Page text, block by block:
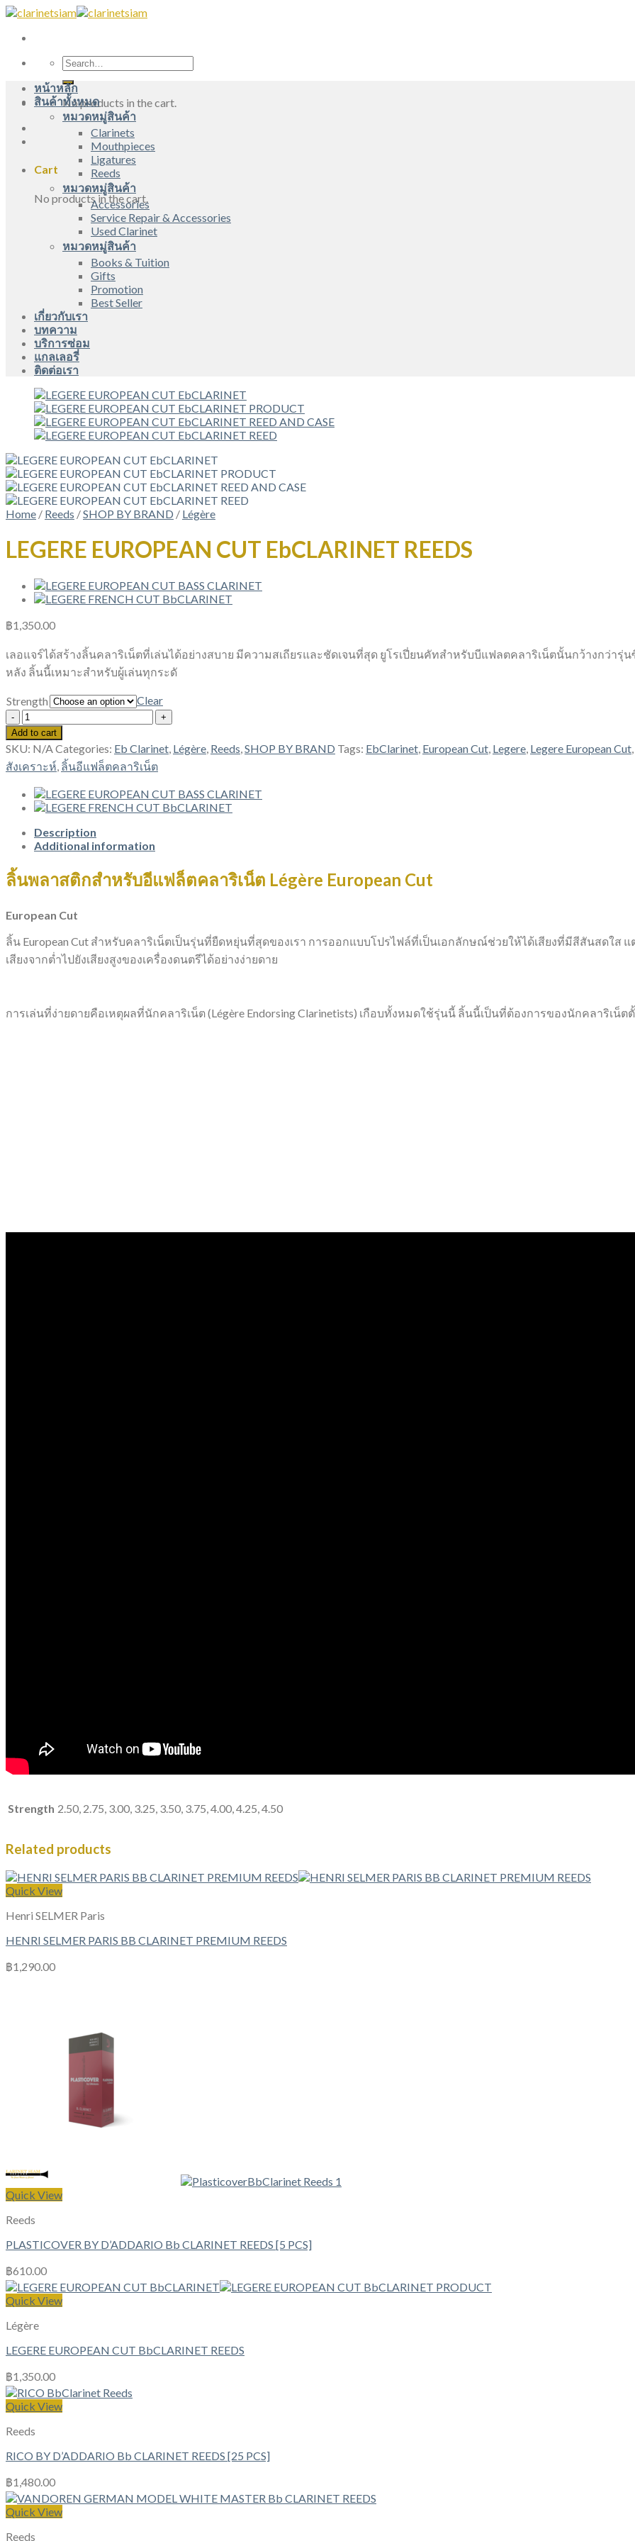
Skip
content
Search
for:
No products in the cart.
Cart
No products in the cart.
หน้าหลัก
สินค้าทั้งหมด
หมวดหมู่สินค้า
Clarinets
Mouthpieces
Ligatures
Reeds
หมวดหมู่สินค้า
Accessories
Service Repair & Accessories
Used Clarinet
หมวดหมู่สินค้า
Books & Tuition
Gifts
Promotion
Best Seller
เกี่ยวกับเรา
บทความ
บริการซ่อม
แกลเลอรี่
ติดต่อเรา
Home / Reeds /SHOP BY BRAND / Légère
LEGERE EUROPEAN CUT EbCLARINET REEDS
฿1,350.00
เลอแจร์ได้สร้างลิ้นคลาริเน็ตที่เล่นได้อย่างสบาย มีความสเถียรและชัดเจนที่สุด ยูโรเปี่ยนคัทสำหรับบีแฟลตคลาริเน็ตนั้นกว้างกว่า
หลัง ลิ้นนี้เหมาะสำหรับผู้เล่นทุกระดั
Strength
Clear
LEGERE
EUROPEAN
CUT
EbCLARINET
REEDS
Add to cart
SKU: N/ACategories: Eb Clarinet, Légère, Reeds,SHOP BY BRAND Tags: EbClarinet, European Cut, Legere, Legere European Cut,
สังเคราะห์, ลิ้นอีแฟล็ตคลาริเน็ต
Description
Additional information
ลิ้นพลาสติกสำหรับอีแฟล็ตคลาริเน็ต Légère European Cut
European Cut
ลิ้น European Cut สำหรับคลาริเน็ตเป็นรุ่นที่ยืดหยุ่นที่สุดของเรา การออกแบบโปรไฟล์ที่เป็นเอกลักษณ์ช่วยให้ได้เสียงที่มีสีสันสดใ
เสียงจากต่ำไปยังเสียงสูงของเครื่องดนตรีได้อย่างง่ายดาย
การเล่นที่ง่ายดายคือเหตุผลที่นักคลาริเน็ต (Légère Endorsing Clarinetists) เกือบทั้งหมดใช้รุ่นนี้ ลิ้นนี้เป็นที่ต้องการของนักคลาริเน็
Strength 2.50, 2.75, 3.00, 3.25, 3.50, 3.75, 4.00, 4.25, 4.50
Related products
Quick View
Henri SELMER Paris
HENRI SELMER PARIS BB CLARINET PREMIUM REEDS
฿1,290.00
Quick View
Reeds
PLASTICOVER BY D’ADDARIO Bb CLARINET REEDS [5 PCS]
฿610.00
Quick View
Légère
LEGERE EUROPEAN CUT BbCLARINET REEDS
฿1,350.00
Quick View
Reeds
RICO BY D’ADDARIO Bb CLARINET REEDS [25 PCS]
฿1,480.00
Quick View
Reeds